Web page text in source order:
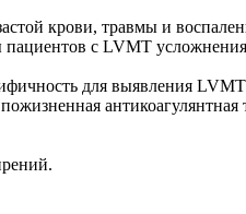
крови, травмы и
с LVMT
для выявления
антикоагулянтная